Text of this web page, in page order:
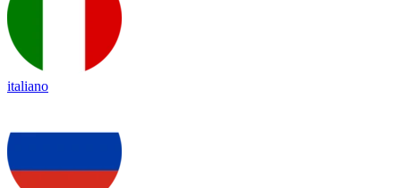
italiano